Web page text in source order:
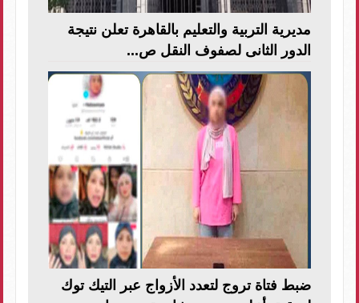
مديرية التربية والتعليم بالقاهرة تعلن نتيجة
الدور الثانى لصفوف النقل ص...
ضبط فتاة تروج لتعدد الأزواج عبر التيك توك